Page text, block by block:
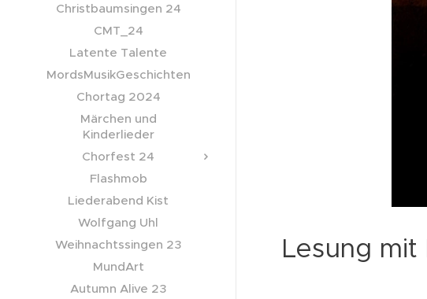
Christbaumsingen 24
CMT_24
Latente Talente
MordsMusikGeschichten
Chortag 2024
Märchen und
Kinderlieder
Chorfest 24
Flashmob
Liederabend Kist
Wolfgang Uhl
Weihnachtssingen 23
MundArt
Autumn Alive 23
Lesung mit